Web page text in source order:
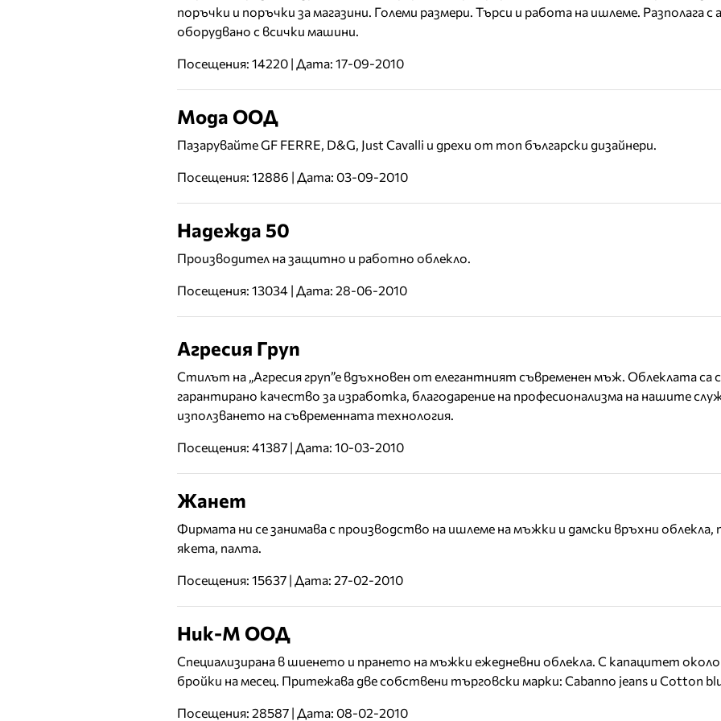
поръчки и поръчки за магазини. Големи размери. Търси и работа на ишлеме. Разполага с
оборудвано с всички машини.
Посещения: 14220 | Дата: 17-09-2010
Мода ООД
Пазарувайте GF FERRE, D&G, Just Cavalli и дрехи от топ български дизайнери.
Посещения: 12886 | Дата: 03-09-2010
Надежда 50
Производител на защитно и работно облекло.
Посещения: 13034 | Дата: 28-06-2010
Агресия Груп
Стилът на „Агресия груп”е вдъхновен от елегантният съвременен мъж. Облеклата са с
гарантирано качество за изработка, благодарение на професионализма на нашите
използването на съвременната технология.
Посещения: 41387 | Дата: 10-03-2010
Жанет
Фирмата ни се занимава с производство на ишлеме на мъжки и дамски връхни облекла,
якета, палта.
Посещения: 15637 | Дата: 27-02-2010
Ник-М ООД
Специализирана в шиенето и прането на мъжки ежедневни облекла. С капацитет
бройки на месец. Притежава две собствени търговски марки: Cabanno jeans и Cotton
Посещения: 28587 | Дата: 08-02-2010